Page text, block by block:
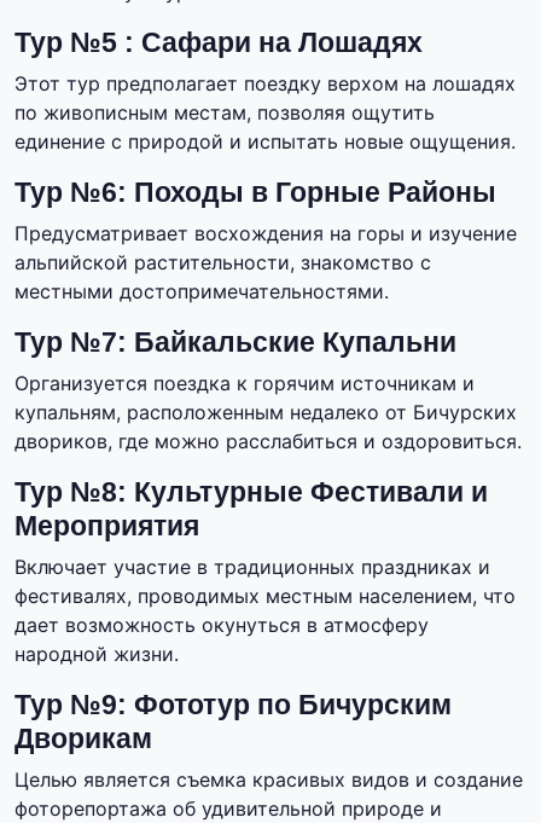
Тур №5 : Сафари на Лошадях
Этот тур предполагает поездку верхом на лошадях
по живописным местам, позволяя ощутить
единение с природой и испытать новые ощущения.
Тур №6: Походы в Горные Районы
Предусматривает восхождения на горы и изучение
альпийской растительности, знакомство с
местными достопримечательностями.
Тур №7: Байкальские Купальни
Организуется поездка к горячим источникам и
купальням, расположенным недалеко от Бичурских
двориков, где можно расслабиться и оздоровиться.
Тур №8: Культурные Фестивали и
Мероприятия
Включает участие в традиционных праздниках и
фестивалях, проводимых местным населением, что
дает возможность окунуться в атмосферу
народной жизни.
Тур №9: Фототур по Бичурским
Дворикам
Целью является съемка красивых видов и создание
фоторепортажа об удивительной природе и